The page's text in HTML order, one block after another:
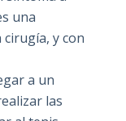
una
y con
a un
las